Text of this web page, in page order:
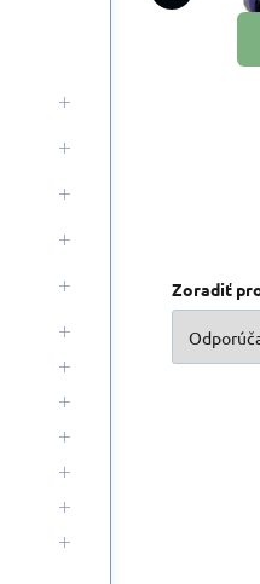
Zoradiť